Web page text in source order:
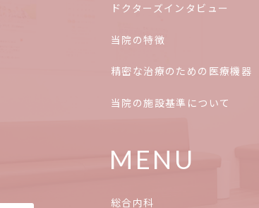
ドクターズインタビュー
当院の特徴
精密な治療のための医療機器
当院の施設基準について
MENU
総合内科